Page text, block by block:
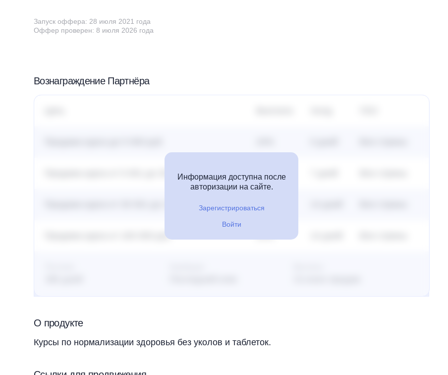
Запуск оффера: 28 июля 2021 года
Оффер проверен: 8 июля 2026 года
Вознаграждение Партнёра
Продажа курса от 5 001 до 30 000 руб. 24%
Продажа курса от 30 001 до 100 000 руб. 24%
Продажа курса от 100 000 руб.
Информация доступна после
авторизации на сайте.
Зарегистрироваться
Войти
О продукте
Курсы по нормализации здоровья без уколов и таблеток.